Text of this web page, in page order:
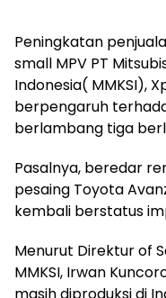
Peningkatan
small MPV PT
Indonesia( MMKSI),
berpengaruh
berlambang tiga
Pasalnya, beredar
pesaing Toyota
kembali berstatus
Menurut Direktur of
MMKSI, Irwan